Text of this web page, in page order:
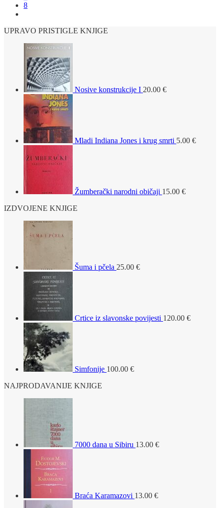
8
UPRAVO PRISTIGLE KNJIGE
Nosive konstrukcije I 20.00 €
Mladi Indiana Jones i krug smrti 5.00 €
Žumberački narodni običaji 15.00 €
IZDVOJENE KNJIGE
Šuma i pčela 25.00 €
Crtice iz slavonske povijesti 120.00 €
Simfonije 100.00 €
NAJPRODAVANIJE KNJIGE
7000 dana u Sibiru 13.00 €
Braća Karamazovi 13.00 €